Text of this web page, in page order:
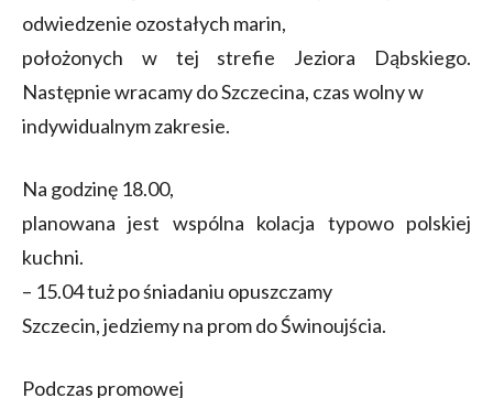
odwiedzenie ozostałych marin,
położonych w tej strefie Jeziora Dąbskiego.
Następnie wracamy do Szczecina, czas wolny w
indywidualnym zakresie.
Na godzinę 18.00,
planowana jest wspólna kolacja typowo polskiej
kuchni.
– 15.04 tuż po śniadaniu opuszczamy
Szczecin, jedziemy na prom do Świnoujścia.
Podczas promowej